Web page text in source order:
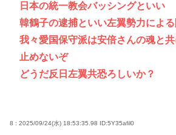
日本の統一教会バッシングといい
韓鶴子の逮捕といい左翼勢力によ
我々愛国保守派は安倍さんの魂と
止めないぞ
どうだ反日左翼共恐ろしいか？
8 : 2025/09/24(水) 18:53:35.98 ID:5Y35afil0